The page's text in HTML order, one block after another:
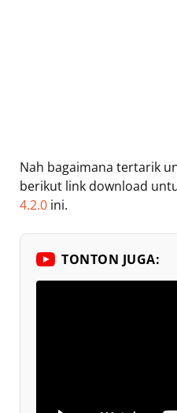
Nah bagaimana tertarik
berikut link download
4.2.0 ini.
TONTON JUGA: